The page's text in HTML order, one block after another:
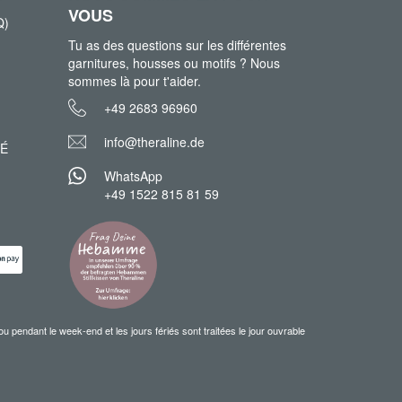
VOUS
Tu as des questions sur les différentes
garnitures, housses ou motifs ? Nous
sommes là pour t'aider.
+49 2683 96960
info@theraline.de
WhatsApp
+49 1522 815 81 59
pendant le week-end et les jours fériés sont traitées le jour ouvrable